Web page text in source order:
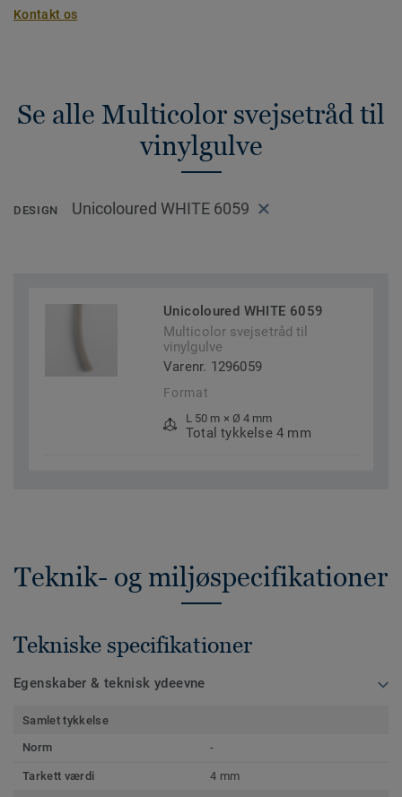
Kontakt os
Se alle Multicolor svejsetråd til
vinylgulve
DESIGN Unicoloured WHITE 6059
Unicoloured WHITE 6059
Multicolor svejsetråd til
vinylgulve
Varenr. 1296059
Format
L 50 m × Ø 4 mm
Total tykkelse 4 mm
Teknik- og miljøspecifikationer
Tekniske specifikationer
Egenskaber & teknisk ydeevne
Samlet tykkelse
Norm
-
Tarkett værdi 4 mm